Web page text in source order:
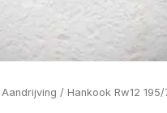
/ Hankook Rw12 195/